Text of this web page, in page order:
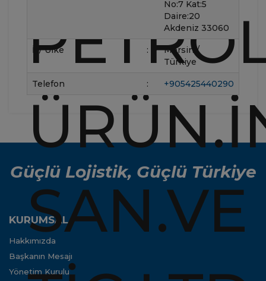
No:7 Kat:5
Daire:20
Akdeniz 33060
İl / Ülke :
Mersin /
Türkiye
Telefon : +905425440290
Güçlü Lojistik, Güçlü Türkiye
KURUMSAL
Hakkımızda
Başkanın Mesajı
Yönetim Kurulu